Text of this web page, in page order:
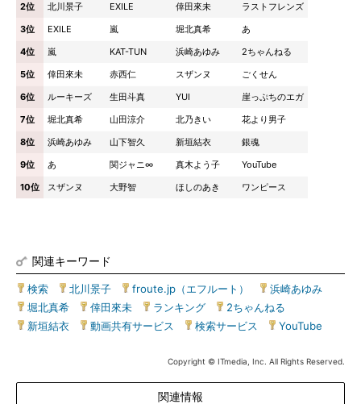
2位
北川景子 EXILE 倖田來未
ラストフレンズ
3位
EXILE 嵐 堀北真希
あ
4位
嵐 KAT-TUN 浜崎あゆみ
2ちゃんねる
5位
倖田來未 赤西仁 スザンヌ
ごくせん
6位
ルーキーズ 生田斗真 YUI
崖っぷちのエガ
7位
堀北真希 山田涼介 北乃きい
花より男子
8位
浜崎あゆみ 山下智久 新垣結衣
銀魂
9位
あ 関ジャニ∞ 真木よう子
YouTube
10位
スザンヌ 大野智 ほしのあき ワンピース
関連キーワード
検索 北川景子 froute.jp（エフルート） 浜崎あゆみ
堀北真希
倖田來未 ランキング 2ちゃんねる
新垣結衣
動画共有サービス 検索サービス YouTube
Copyright © ITmedia, Inc. All Rights Reserved.
関連情報